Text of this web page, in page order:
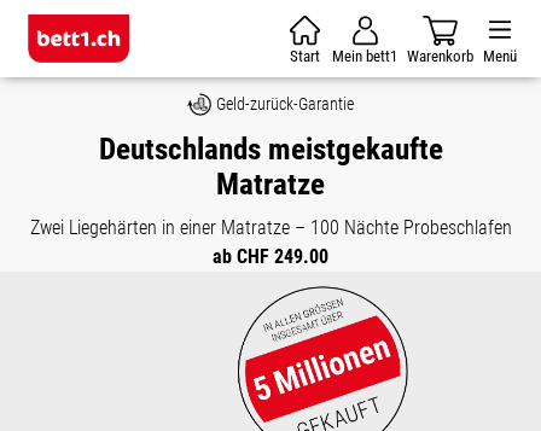
Zum Hauptinhalt springen
Start Mein bett1 Warenkorb Menü
Geld-zurück-Garantie
Deutschlands meistgekaufte
Matratze
Zwei Liegehärten in einer Matratze – 100 Nächte Probeschlafen
ab CHF 249.00